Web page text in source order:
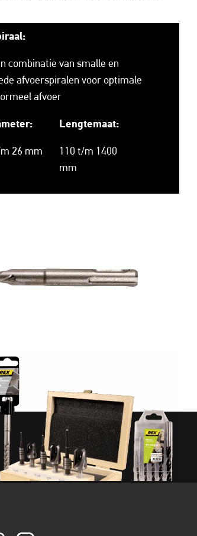
combinatie van smalle en
afvoerspiralen voor optimale
afvoer
26 mm
Lengtemaat:
110 t/m 1400
mm